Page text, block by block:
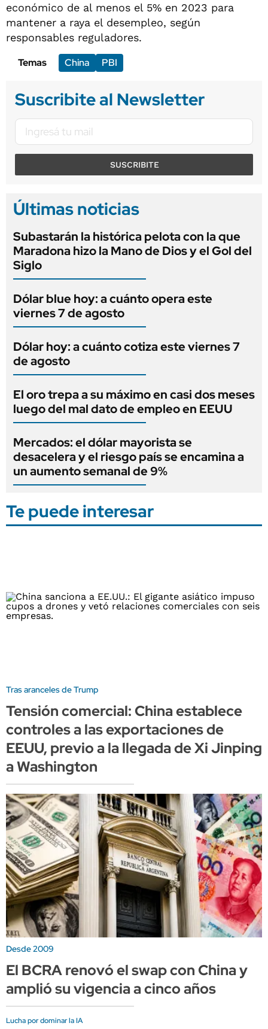
económico de al menos el 5% en 2023 para
mantener a raya el desempleo, según
responsables reguladores.
Temas
China PBI
Suscribite al Newsletter
SUSCRIBITE
Últimas noticias
Subastarán la histórica pelota con la que
Maradona hizo la Mano de Dios y el Gol del
Siglo
Dólar blue hoy: a cuánto opera este
viernes 7 de agosto
Dólar hoy: a cuánto cotiza este viernes 7
de agosto
El oro trepa a su máximo en casi dos meses
luego del mal dato de empleo en EEUU
Mercados: el dólar mayorista se
desacelera y el riesgo país se encamina a
un aumento semanal de 9%
Te puede interesar
Tras aranceles de Trump
Tensión comercial: China establece
controles a las exportaciones de
EEUU, previo a la llegada de Xi Jinping
a Washington
Desde 2009
El BCRA renovó el swap con China y
amplió su vigencia a cinco años
Lucha por dominar la IA